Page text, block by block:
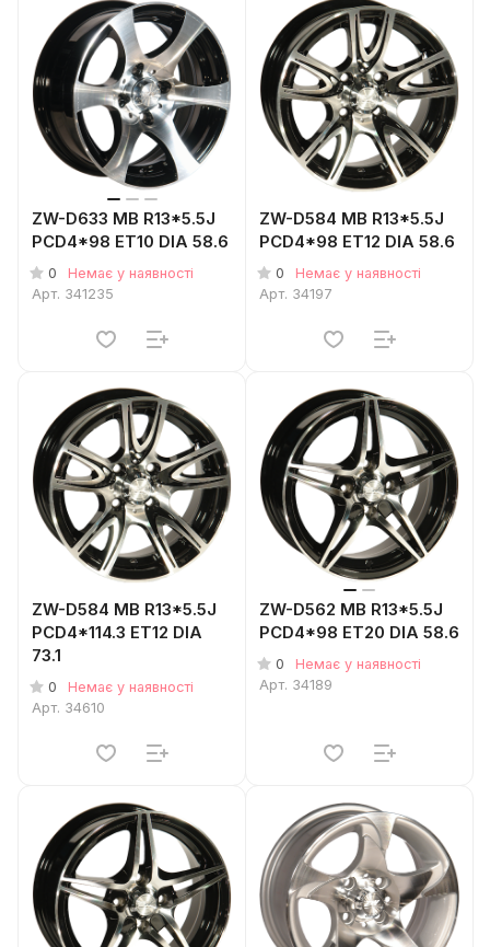
ZW-D633 MB R13*5.5J
PCD4*98 ET10 DIA 58.6
0
Немає у наявності
Арт. 341235
ZW-D584 MB R13*5.5J
PCD4*98 ET12 DIA 58.6
0
Немає у наявності
Арт. 34197
ZW-D584 MB R13*5.5J
PCD4*114.3 ET12 DIA
73.1
0
Немає у наявності
Арт. 34610
ZW-D562 MB R13*5.5J
PCD4*98 ET20 DIA 58.6
0
Немає у наявності
Арт. 34189